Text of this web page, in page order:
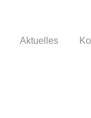
Aktuelles